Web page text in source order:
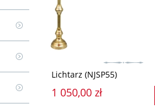
Lichtarz (NJSP55)
1 050,00 zł